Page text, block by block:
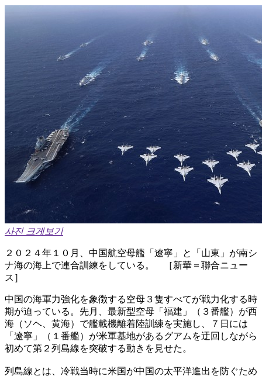
사진 크게보기
２０２４年１０月、中国航空母艦「遼寧」と「山東」が南シ
ナ海の海上で連合訓練をしている。 ［新華＝聯合ニュー
ス］
中国の海軍力強化を象徴する空母３隻すべてが戦力化する時
期が迫っている。先月、最新型空母「福建」（３番艦）が西
海（ソヘ、黄海）で艦載機離着陸訓練を実施し、７日には
「遼寧」（１番艦）が米軍基地があるグアムを迂回しながら
初めて第２列島線を突破する動きを見せた。
列島線とは、冷戦当時に米国が中国の太平洋進出を防ぐため